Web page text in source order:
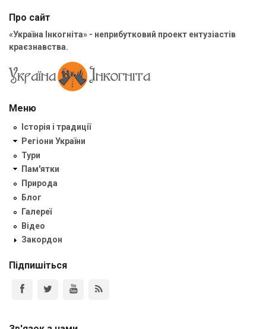
Про сайт
«Україна Інкогніта» - неприбутковий проект ентузіастів
краєзнавства.
Меню
Історія і традиції
Регіони України
Тури
Пам'ятки
Природа
Блог
Галереї
Відео
Закордон
Підпишіться